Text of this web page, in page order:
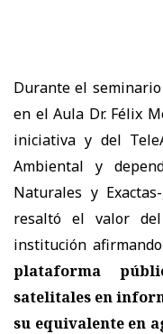
Durante el
en el Aula Dr. Félix
iniciativa y del
Ambiental y
Naturales y
resaltó el valor
institución
plataforma
satelitales en
su equivalente en